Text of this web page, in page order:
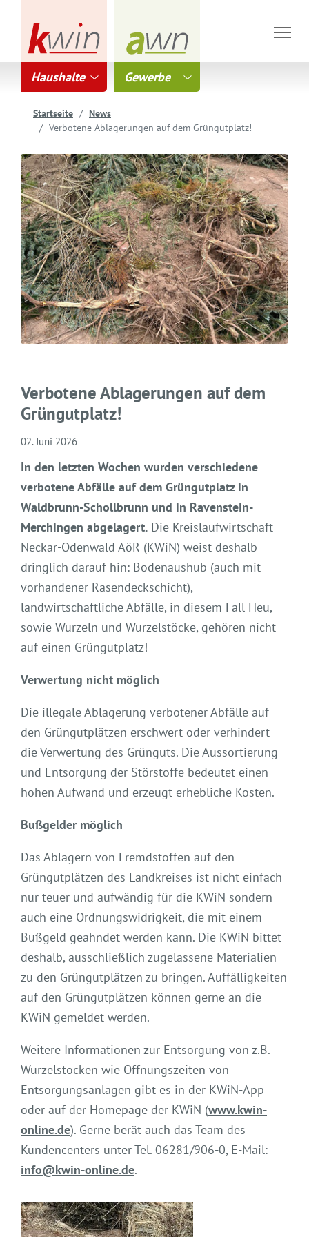
Haushalte Gewerbe
Startseite
News
Verbotene Ablagerungen auf dem Grüngutplatz!
Verbotene Ablagerungen auf dem
Grüngutplatz!
02. Juni 2026
In den letzten Wochen wurden verschiedene
verbotene Abfälle auf dem Grüngutplatz in
Waldbrunn-Schollbrunn und in Ravenstein-
Merchingen abgelagert. Die Kreislaufwirtschaft
Neckar-Odenwald AöR (KWiN) weist deshalb
dringlich darauf hin: Bodenaushub (auch mit
vorhandener Rasendeckschicht),
landwirtschaftliche Abfälle, in diesem Fall Heu,
sowie Wurzeln und Wurzelstöcke, gehören nicht
auf einen Grüngutplatz!
Verwertung nicht möglich
Die illegale Ablagerung verbotener Abfälle auf
den Grüngutplätzen erschwert oder verhindert
die Verwertung des Grünguts. Die Aussortierung
und Entsorgung der Störstoffe bedeutet einen
hohen Aufwand und erzeugt erhebliche Kosten.
Bußgelder möglich
Das Ablagern von Fremdstoffen auf den
Grüngutplätzen des Landkreises ist nicht einfach
nur teuer und aufwändig für die KWiN sondern
auch eine Ordnungswidrigkeit, die mit einem
Bußgeld geahndet werden kann. Die KWiN bittet
deshalb, ausschließlich zugelassene Materialien
zu den Grüngutplätzen zu bringen. Auffälligkeiten
auf den Grüngutplätzen können gerne an die
KWiN gemeldet werden.
Weitere Informationen zur Entsorgung von z.B.
Wurzelstöcken wie Öffnungszeiten von
Entsorgungsanlagen gibt es in der KWiN-App
oder auf der Homepage der KWiN (www.kwin-
online.de). Gerne berät auch das Team des
Kundencenters unter Tel. 06281/906-0, E-Mail:
info@kwin-online.de.